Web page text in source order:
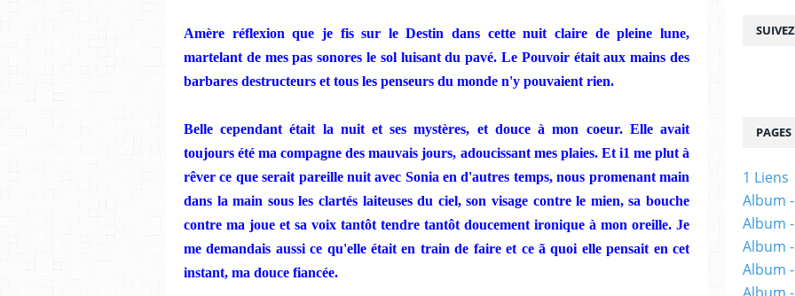
Amère réflexion que je fis sur le Destin dans cette nuit claire de pleine lune,
martelant de mes pas sonores le sol luisant du pavé. Le Pouvoir était aux mains des
barbares destructeurs et tous les penseurs du monde n'y pouvaient rien.
Belle cependant était la nuit et ses mystères, et douce à mon coeur. Elle avait
toujours été ma compagne des mauvais jours, adoucissant mes plaies. Et i1 me plut à
rêver ce que serait pareille nuit avec Sonia en d'autres temps, nous promenant main
dans la main sous les clartés laiteuses du ciel, son visage contre le mien, sa bouche
contre ma joue et sa voix tantôt tendre tantôt doucement ironique à mon oreille. Je
me demandais aussi ce qu'elle était en train de faire et ce ã quoi elle pensait en cet
instant, ma douce fiancée.
PAGES
1 Liens
Album
Album
Album
Album